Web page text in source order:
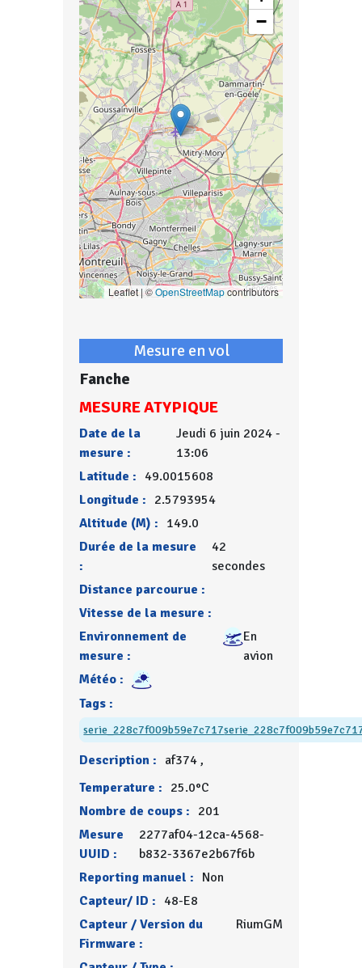
−
Leaflet | ©OpenStreetMapcontributors
Mesure en vol
Fanche
MESURE ATYPIQUE
Date de la
mesure :
Jeudi 6 juin 2024 -
13:06
Latitude : 49.0015608
Longitude : 2.5793954
Altitude (M) : 149.0
Durée de la mesure
:
42
secondes
Distance parcourue :
Vitesse de la mesure :
Environnement de
mesure :
En
avion
Météo :
Tags :
serie_228c7f009b59e7c717
Description : af374 ,
Temperature : 25.0°C
Nombre de coups : 201
Mesure
UUID :
2277af04-12ca-4568-
b832-3367e2b67f6b
Reporting manuel : Non
Capteur/ ID : 48-E8
Capteur / Version du
Firmware :
RiumGM